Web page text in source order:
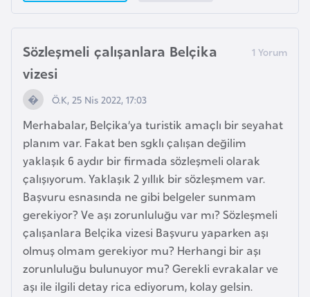
Sözleşmeli çalışanlara Belçika
vizesi
Ö.K, 25 Nis 2022, 17:03
Merhabalar, Belçika’ya turistik amaçlı bir seyahat
planım var. Fakat ben sgklı çalışan değilim
yaklaşık 6 aydır bir firmada sözleşmeli olarak
çalışıyorum. Yaklaşık 2 yıllık bir sözleşmem var.
Başvuru esnasında ne gibi belgeler sunmam
gerekiyor? Ve aşı zorunluluğu var mı? Sözleşmeli
çalışanlara Belçika vizesi Başvuru yaparken aşı
olmuş olmam gerekiyor mu? Herhangi bir aşı
zorunluluğu bulunuyor mu? Gerekli evrakalar ve
aşı ile ilgili detay rica ediyorum, kolay gelsin.
a
İ
n
g
i
l
t
e
r
e
I
r
a
k